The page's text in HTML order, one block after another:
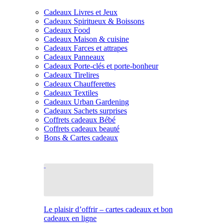
Cadeaux Livres et Jeux
Cadeaux Spiritueux & Boissons
Cadeaux Food
Cadeaux Maison & cuisine
Cadeaux Farces et attrapes
Cadeaux Panneaux
Cadeaux Porte-clés et porte-bonheur
Cadeaux Tirelires
Cadeaux Chaufferettes
Cadeaux Textiles
Cadeaux Urban Gardening
Cadeaux Sachets surprises
Coffrets cadeaux Bébé
Coffrets cadeaux beauté
Bons & Cartes cadeaux
Le plaisir d’offrir – cartes cadeaux et bon
cadeaux en ligne